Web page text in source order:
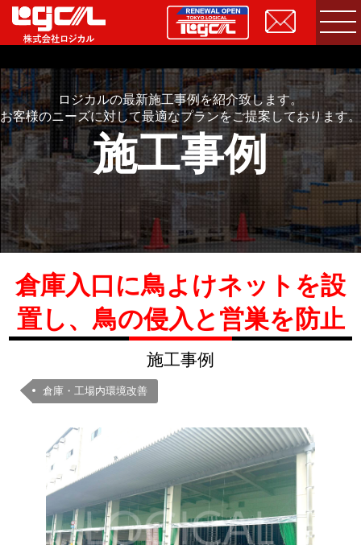
ロジカルの最新施工事例を紹介致します。
お客様のニーズに対して最適なプランをご提案しております。
施工事例
倉庫入口に鳥よけネットを設
置し、鳥の侵入と営巣を防止
施工事例
倉庫・工場内環境改善